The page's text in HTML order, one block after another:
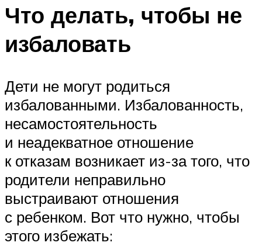
Что делать, чтобы не
избаловать
Дети не могут родиться
избалованными. Избалованность,
несамостоятельность
и неадекватное отношение
к отказам возникает из-за того, что
родители неправильно
выстраивают отношения
с ребенком. Вот что нужно, чтобы
этого избежать: